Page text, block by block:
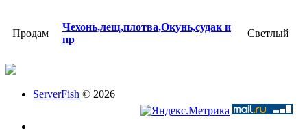
Продам
Чехонь,лещ,плотва,Окунь,судак и
пр
Светлый
ServerFish © 2026